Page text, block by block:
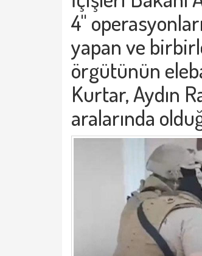
4"
yapan ve
örgütünün
Kurtar, Aydın
aralarında